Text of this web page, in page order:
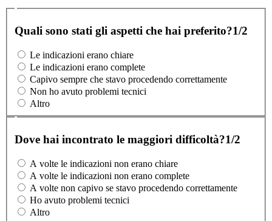
Quali sono stati gli aspetti che hai preferito?1/2
Le indicazioni erano chiare
Le indicazioni erano complete
Capivo sempre che stavo procedendo correttamente
Non ho avuto problemi tecnici
Altro
Dove hai incontrato le maggiori difficoltà?1/2
A volte le indicazioni non erano chiare
A volte le indicazioni non erano complete
A volte non capivo se stavo procedendo correttamente
Ho avuto problemi tecnici
Altro